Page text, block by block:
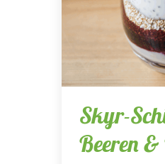
Skyr-
Beeren